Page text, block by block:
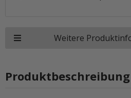
Weitere
Produktbeschreibung